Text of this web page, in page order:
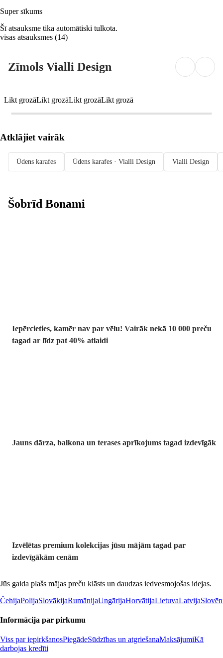
Super sīkums
Šī atsauksme tika automātiski tulkota.
visas atsauksmes (14)
Zīmols Vialli Design
Likt grozāLikt grozāLikt grozāLikt grozā
Atklājiet vairāk
Ūdens karafes Ūdens karafes · Vialli Design Vialli Design
Šobrīd Bonami
Iepērcieties, kamēr nav par vēlu! Vairāk nekā 10 000 preču
tagad ar līdz pat 40% atlaidi
Jauns dārza, balkona un terases aprīkojums tagad izdevīgāk
Izvēlētas premium kolekcijas jūsu mājām tagad par
izdevīgākām cenām
Jūs gaida plašs mājas preču klāsts un daudzas iedvesmojošas idejas.
ČehijaPolijaSlovākijaRumānijaUngārijaHorvātijaLietuvaLatvija
Informācija par pirkumu
Viss par iepirkšanosPiegādeSūdzības un atgriešanaMaksājumiKā
darbojas kredīti